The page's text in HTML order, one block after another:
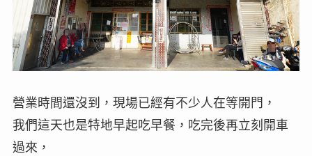
營業時間還沒到，現場已經有不少人在等開門，
我們這天也是特地早起吃早餐，吃完後再立刻開車
過來，